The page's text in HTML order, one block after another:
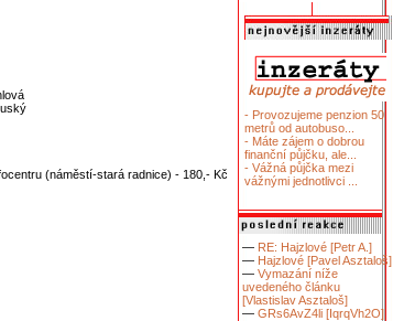
(náměstí-stará radnice) - 180,- Kč
- Provozujeme penzion 50
metrů od autobuso...
- Máte zájem o dobrou
finanční půjčku, ale...
- Vážná půjčka mezi
vážnými jednotlivci ...
— RE: Hajzlové [Petr A.]
— Hajzlové [Pavel Asztaloš]
— Vymazání níže
uvedeného článku
[Vlastislav Asztaloš]
— GRs6AvZ4li [IqrqVh2O]